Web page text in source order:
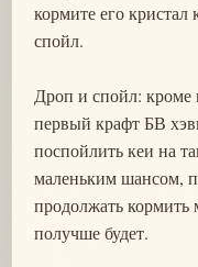
кормите его
спойл.
Дроп и спойл: кроме
первый крафт БВ
поспойлить кеи на
маленьким шансом,
продолжать кормить
получше будет.